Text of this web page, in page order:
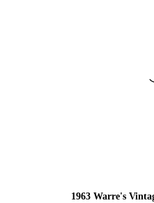
1963 Warre's